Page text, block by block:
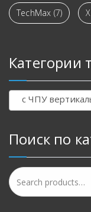
TechMax (7)
Категории
с ЧПУ
Поиск по
Search
for: